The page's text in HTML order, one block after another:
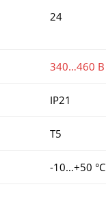
24
340…460 В
IP21
T5
-10…+50 °С